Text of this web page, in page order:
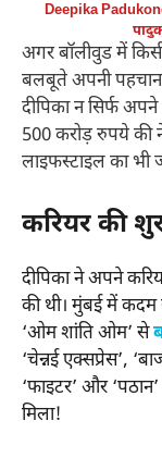
Deepika
अगर बॉलीवुड में
बलबूते अपनी पहचान
दीपिका न सिर्फ
500 करोड़ रुपये की
लाइफस्टाइल का भी
करियर की
दीपिका ने अपने
की थी। मुंबई में
‘ओम शांति ओम’ से
‘चेन्नई एक्सप्रेस’,
‘फाइटर’ और
मिला!